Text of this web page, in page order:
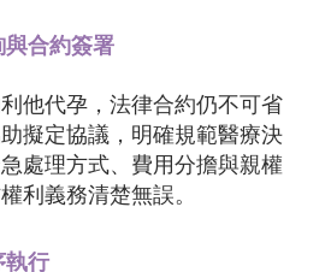
與合約簽署
他代孕，法律合約仍不可省
擬定協議，明確規範醫療決
處理方式、費用分擔與親權
利義務清楚無誤。
執行